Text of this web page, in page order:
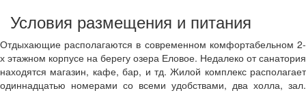
Условия размещения и питания
Отдыхающие располагаются в современном комфортабельном 2-
х этажном корпусе на берегу озера Еловое. Недалеко от санатория
находятся магазин, кафе, бар, и тд. Жилой комплекс располагает
одиннадцатью номерами со всеми удобствами, два холла, зал.